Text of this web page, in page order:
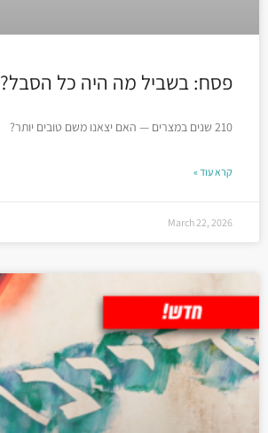
פסח: בשביל מה היה כל הסבל?
210 שנים במצרים — האם יצאנו משם טובים יותר?
קרא עוד »
March 22, 2026